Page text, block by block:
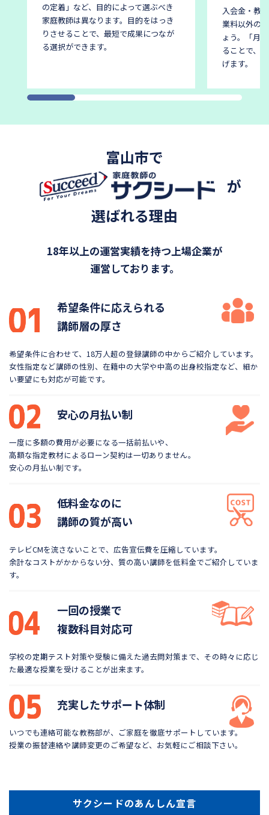
の定着」など、目的によって選ぶべき
家庭教師は異なります。 目的をはっき
りさせることで、最短で成果につなが
る選択ができます。
入会金・教
業料以外の
ょう。
「月
ることで、
げます。
富山市で
が
選ばれる理由
18年以上の運営実績を持つ上場企業が
運営しております。
希望条件に応えられる
講師層の厚さ
希望条件に合わせて、18万人超の登録講師の中から ご紹介しています。
女性指定など講師の性別、在籍中の大学や中高の出身校指定など、細か
い要望にも対応が可能です。
安心の月払い制
一度に多額の費用が必要になる一括前払いや、
高額な指定教材によるローン契約は一切ありません。
安心の月払い制です。
低料金なのに
講師の質が高い
テレビCMを流さないことで、広告宣伝費を圧縮しています。
余計なコストがかからない分、質の高い講師を低料金でご紹介していま
す。
一回の授業で
複数科目対応可
学校の定期テスト対策や受験に備えた過去問対策まで、 その時々に応じ
た最適な授業を受けることが出来ます。
充実したサポート体制
いつでも連絡可能な教務部が、ご家庭を徹底サポートしています。
授業の振替連絡や講師変更のご希望など、お気軽にご相談下さい。
サクシードのあんしん宣言